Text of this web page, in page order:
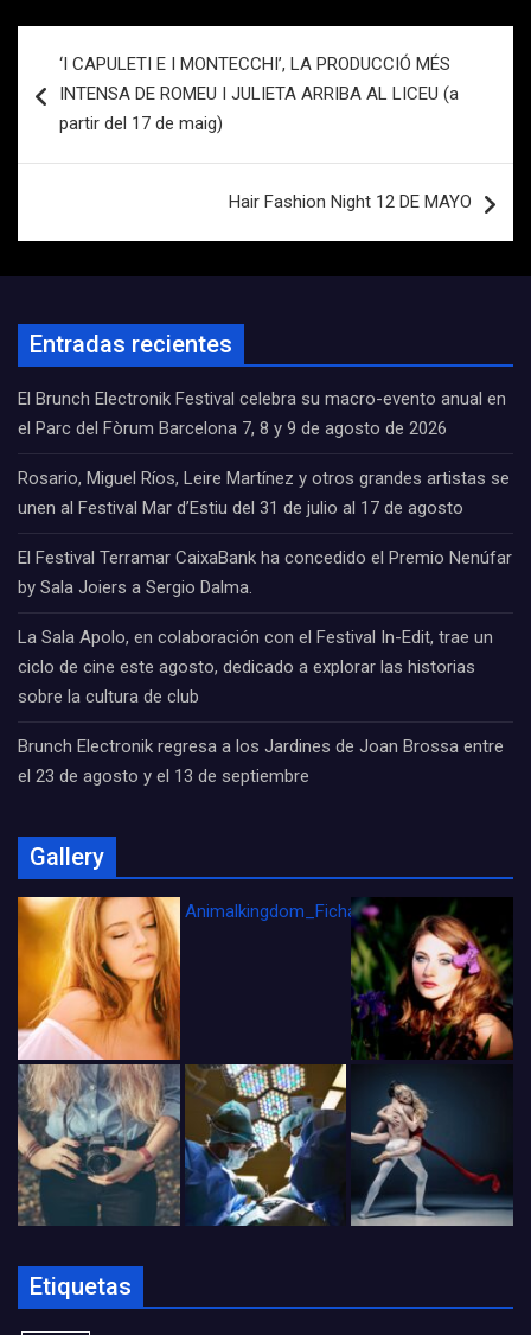
de
entradas
‘I CAPULETI E I MONTECCHI’, LA PRODUCCIÓ MÉS
INTENSA DE ROMEU I JULIETA ARRIBA AL LICEU (a
partir del 17 de maig)
Hair Fashion Night 12 DE MAYO
Entradas recientes
El Brunch Electronik Festival celebra su macro-evento anual en
el Parc del Fòrum Barcelona 7, 8 y 9 de agosto de 2026
Rosario, Miguel Ríos, Leire Martínez y otros grandes artistas se
unen al Festival Mar d’Estiu del 31 de julio al 17 de agosto
El Festival Terramar CaixaBank ha concedido el Premio Nenúfar
by Sala Joiers a Sergio Dalma.
La Sala Apolo, en colaboración con el Festival In-Edit, trae un
ciclo de cine este agosto, dedicado a explorar las historias
sobre la cultura de club
Brunch Electronik regresa a los Jardines de Joan Brossa entre
el 23 de agosto y el 13 de septiembre
Gallery
Animalkingdom_FichaCine
Etiquetas